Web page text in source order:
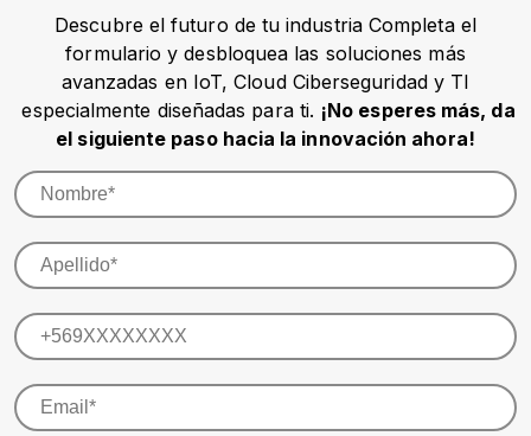
Descubre el futuro de tu industria Completa el
formulario y desbloquea las soluciones más
avanzadas en IoT, Cloud Ciberseguridad y TI
especialmente diseñadas para ti. ¡No esperes más, da
el siguiente paso hacia la innovación ahora!